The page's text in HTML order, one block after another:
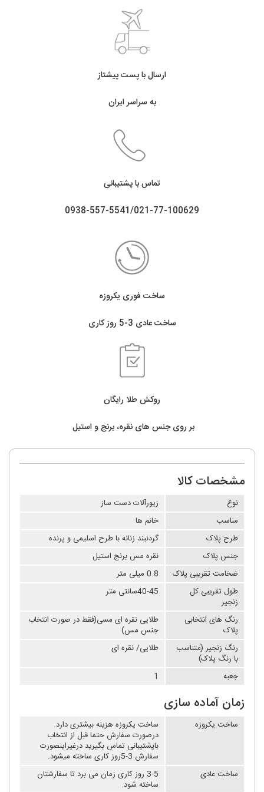
ارسالبا پست پیشتاز
به سراسر ایران
تماس با پشتیبانی
0938-557-5541/021-77-100629
ساخت فوری یکروزه
ساخت عادی 3-5 روز کاری
روکش طلا رایگان
بر روی جنس های نقره، برنج و استیل
مشخصات کالا
نوع
زیورآلات دست ساز
مناسب
خانم ها
طرح پلاک
گردنبند زنانه با طرح اسلیمی و پرنده
جنس پلاک
نقره مس برنج استیل
ضخامت تقریبی پلاک
0.8 میلی متر
طول تقریبی کل
زنجیر
40-45سانتی متر
رنگ های انتخابی
پلاک
طلایی نقره ای مسی(فقط در صورت انتخاب
جنس مس)
رنگ زنجیر (متناسب
با رنگ پلاک)
طلایی/ نقره ای
جعبه 1
زمان آماده سازی
ساخت یکروزه
ساخت یکروزه هزینه بیشتری دارد.
درصورت سفارش حتما قبل از انتخاب
باپشتیبانی تماس بگیرید درغیراینصورت
سفارش 3-5روز کاری ساخته میشود.
ساخت عادی
3-5 روز کاری زمان می برد تا سفارشتان
ساخته شود.